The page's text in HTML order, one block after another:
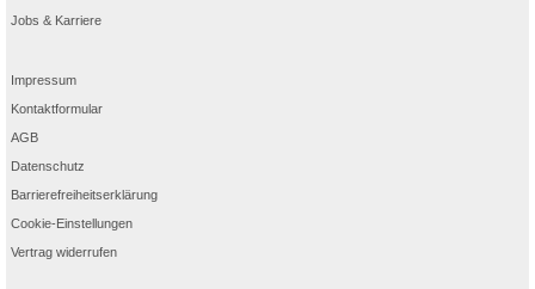
Jobs & Karriere
Impressum
Kontaktformular
AGB
Datenschutz
Barrierefreiheitserklärung
Cookie-Einstellungen
Vertrag widerrufen